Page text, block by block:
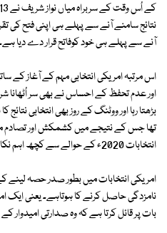
نتائج سامنے آنے سے پہلے ہی اپنی فتح کی
آنے سے پہلے ہی خود کوفاتح قرار دے دیا
اس مرتبہ امریکی انتخابی مہم کے آغاز کے
اور عدم تحفظ کے احساس نے بھی سر
بڑھتا رہا اور ووٹنگ کے روز بھی انتخابی
تھا جس کے نتیجے میں کشمکش اور تصادم
انتخابات 2020ء کے حوالے سے کچھ اہم نکات کا جائزہ لینے کی کوشش کرتے ہیں۔
امریکی انتخابات میں بطور صدر حصہ لینے
نامزدگی حاصل کرنے کا ہوتاہے۔ یعنی ایک
بات پر قائل کرتا ہے کہ وہ صدارتی